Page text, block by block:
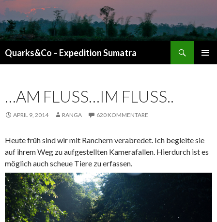
Quarks&Co – Expedition Sumatra
…AM FLUSS…IM FLUSS..
APRIL 9, 2014 RANGA 620 KOMMENTARE
Heute früh sind wir mit Ranchern verabredet. Ich begleite sie
auf ihrem Weg zu aufgestellten Kamerafallen. Hierdurch ist es
möglich auch scheue Tiere zu erfassen.